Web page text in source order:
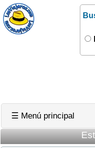
☰ Menú principal